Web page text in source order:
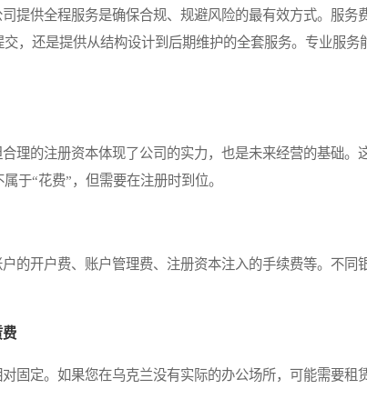
供全程服务是确保合规、规避风险的最有效方式。服务
交，还是提供从结构设计到后期维护的全套服务。专业服务
的注册资本体现了公司的实力，也是未来经营的基础。
于“花费”，但需要在注册时到位。
开户费、账户管理费、注册资本注入的手续费等。不同
费
定。如果您在乌克兰没有实际的办公场所，可能需要租